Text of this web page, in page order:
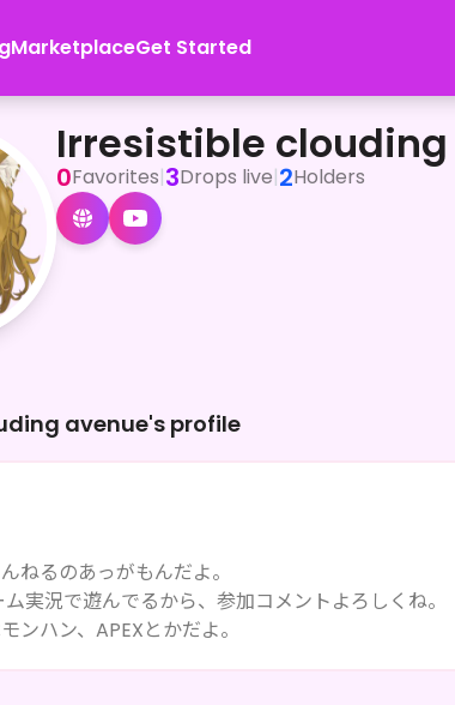
MarketplaceGet Started
がもんだよ。</p><p>毎日21:30～ゲーム実況
Irresistible
0Favorites|3Drops live|2Holders
avenue's profile
ねるのあっがもんだよ。
実況で遊んでるから、参加コメントよろしくね。
ンハン、APEXとかだよ。